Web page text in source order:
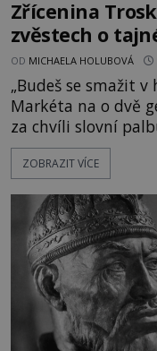
Zřícenina
zvěstech o
OD MICHAELA HOLUBOVÁ
„Budeš se smažit v
Markéta na o dvě
za chvíli slovní
katolička, druhá
nich se usídlí na
mezi vůdce
skutečně jistou
ZOBRAZIT VÍCE